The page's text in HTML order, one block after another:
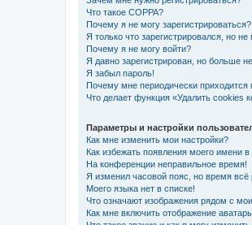
Что такое COPPA?
Почему я не могу зарегистрироваться?
Я только что зарегистрировался, но не
Почему я не могу войти?
Я давно зарегистрирован, но больше
Я забыл пароль!
Почему мне периодически приходится
Что делает функция «Удалить cookies
Параметры и настройки
Как мне изменить мои настройки?
Как избежать появления моего имени
На конференции неправильное время!
Я изменил часовой пояс, но время всё
Моего языка нет в списке!
Что означают изображения рядом с
Как мне включить отображение